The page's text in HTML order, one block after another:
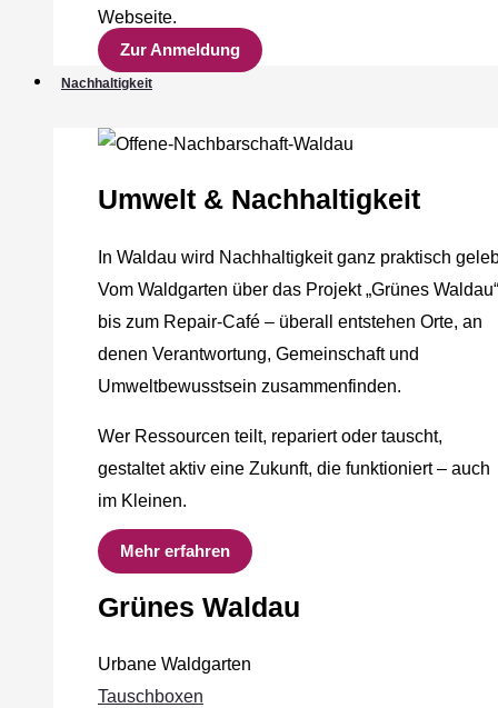
Webseite.
Zur Anmeldung
Nachhaltigkeit
Umwelt & Nachhaltigkeit
In Waldau wird Nachhaltigkeit ganz praktisch
Vom Waldgarten über das Projekt „Grünes Waldau“
bis zum Repair-Café – überall entstehen Orte, an
denen Verantwortung, Gemeinschaft und
Umweltbewusstsein zusammenfinden.
Wer Ressourcen teilt, repariert oder tauscht,
gestaltet aktiv eine Zukunft, die funktioniert – auch
im Kleinen.
Mehr erfahren
Grünes Waldau
Urbane Waldgarten
Tauschboxen